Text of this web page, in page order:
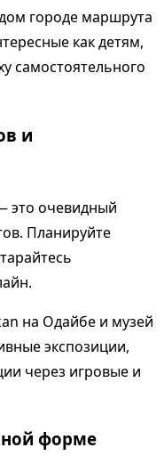
городе маршрута
как детям,
самостоятельного
и
это очевидный
Планируйте
на Одайбе и музей
экспозиции,
через игровые и
форме